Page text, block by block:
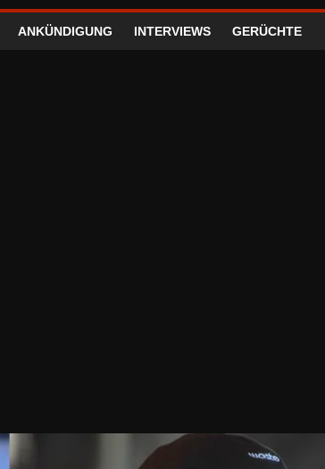
ANKÜNDIGUNG INTERVIEWS GERÜCHTE